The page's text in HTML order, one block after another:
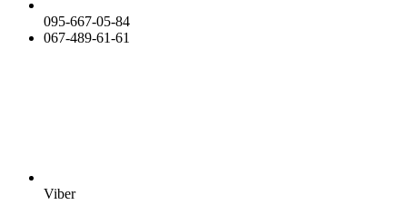
095-667-05-84
067-489-61-61
Viber